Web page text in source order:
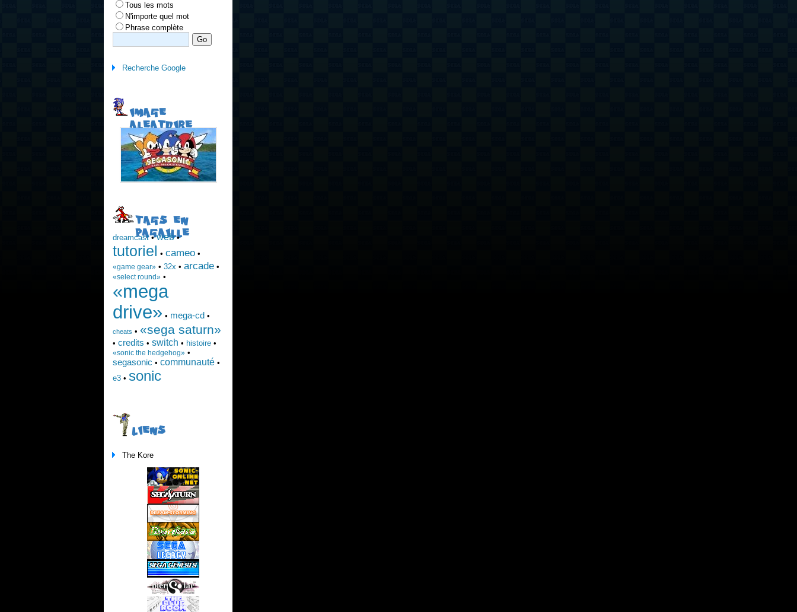
Tous les mots
N'importe quel mot
Phrase complète
Recherche Google
IMAGE
ALEATOIRE
TAGS EN
PAGAILLE
dreamcast•web•
tutoriel •cameo •
«game gear» •32x •arcade •
«select round» •
«mega
drive» • mega-cd •
cheats •«sega saturn»
•credits •switch • histoire •
«sonic the hedgehog» •
segasonic •communauté •
e3 • sonic
LIENS
The Kore